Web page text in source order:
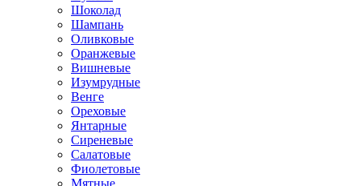
Шоколад
Шампань
Оливковые
Оранжевые
Вишневые
Изумрудные
Венге
Ореховые
Янтарные
Сиреневые
Салатовые
Фиолетовые
Мятные